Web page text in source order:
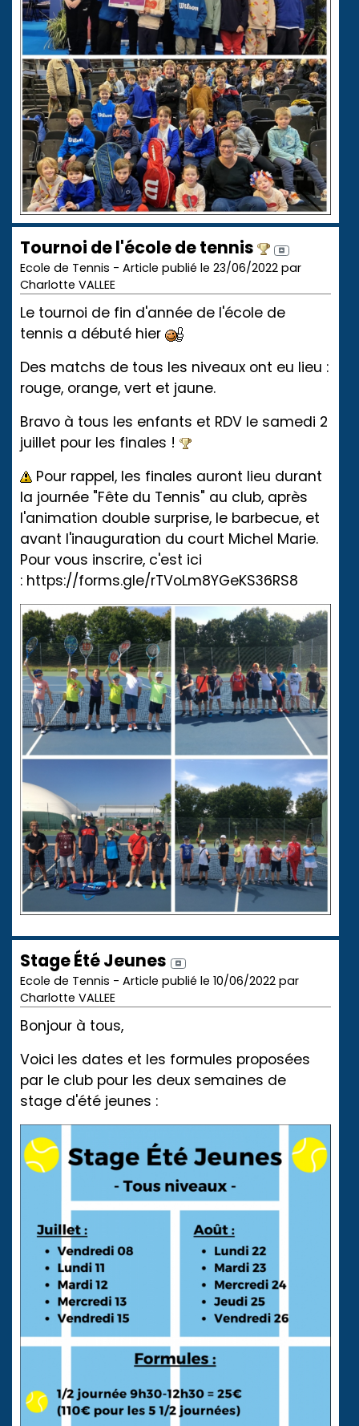
Tournoi de l'école de tennis
Ecole de Tennis - Article publié le 23/06/2022 par
Charlotte VALLEE
Le tournoi de fin d'année de l'école de
tennis a débuté hier
Des matchs de tous les niveaux ont eu lieu :
rouge, orange, vert et jaune.
Bravo à tous les enfants et RDV le samedi 2
juillet pour les finales !
Pour rappel, les finales auront lieu durant
la journée "Fête du Tennis" au club, après
l'animation double surprise, le barbecue, et
avant l'inauguration du court Michel Marie.
Pour vous inscrire, c'est ici
: https://forms.gle/rTVoLm8YGeKS36RS8
Stage Été Jeunes
Ecole de Tennis - Article publié le 10/06/2022 par
Charlotte VALLEE
Bonjour à tous,
Voici les dates et les formules proposées
par le club pour les deux semaines de
stage d'été jeunes :